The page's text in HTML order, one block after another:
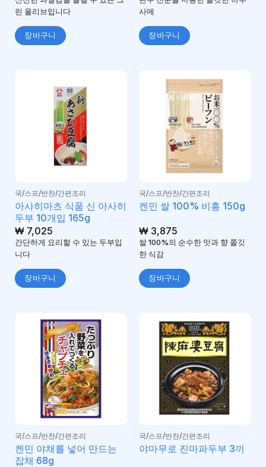
린 올리브입니다
장바구니
사메
장바구니
국/스프/반찬/간편조리
아사히마츠 식품 신 아사히
두부 10개입 165g
₩7,025
간단하게 요리할 수 있는 두부입
니다
장바구니
국/스프/반찬/간편조리
켄민 쌀 100% 비흥 150g
₩3,875
쌀 100%의 순수한 맛과 향 쫄깃
한 식감
장바구니
국/스프/반찬/간편조리
켄민 야채를 넣어 만드는
잡채 68g
국/스프/반찬/간편조리
야마무로 진마파두부 3끼